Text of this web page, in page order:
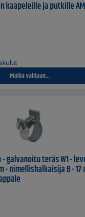
kaapeleille ja putkille
Mallia valitaan...
galvanoitu teräs W1 -
- nimellishalkaisija 8 - 17